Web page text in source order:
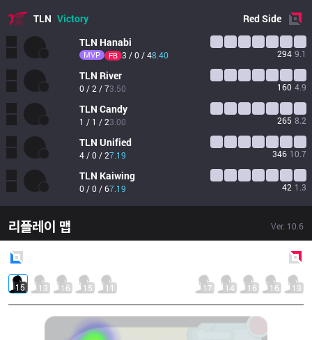
TLN Victory RedSide
TLN Hanabi
MVP FB 3 / 0 / 48.40 294 9.1
TLN River
0 / 2 / 73.50 160 4.9
TLN Candy
1 / 1 / 23.00 265 8.2
TLN Unified
4 / 0 / 27.19 346 10.7
TLN Kaiwing
0 / 0 / 67.19 42 1.3
리플레이 맵 Ver. 10.6
15 13 16 15 11 17 14 16 16 13